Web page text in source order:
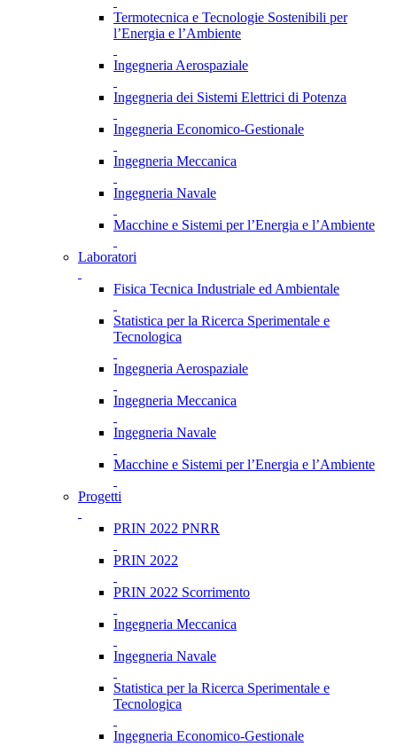
Termotecnica e Tecnologie Sostenibili per
l’Energia e l’Ambiente
Ingegneria Aerospaziale
Ingegneria dei Sistemi Elettrici di Potenza
Ingegneria Economico-Gestionale
Ingegneria Meccanica
Ingegneria Navale
Macchine e Sistemi per l’Energia e l’Ambiente
Laboratori
Fisica Tecnica Industriale ed Ambientale
Statistica per la Ricerca Sperimentale e
Tecnologica
Ingegneria Aerospaziale
Ingegneria Meccanica
Ingegneria Navale
Macchine e Sistemi per l’Energia e l’Ambiente
Progetti
PRIN 2022 PNRR
PRIN 2022
PRIN 2022 Scorrimento
Ingegneria Meccanica
Ingegneria Navale
Statistica per la Ricerca Sperimentale e
Tecnologica
Ingegneria Economico-Gestionale